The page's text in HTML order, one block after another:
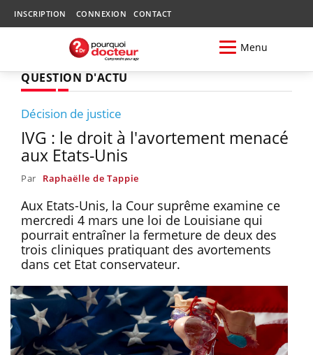
INSCRIPTION CONNEXION CONTACT
Menu
QUESTION D'ACTU
Décision de justice
IVG : le droit à l'avortement menacé
aux Etats-Unis
Par Raphaëlle de Tappie
Aux Etats-Unis, la Cour suprême examine ce
mercredi 4 mars une loi de Louisiane qui
pourrait entraîner la fermeture de deux des
trois cliniques pratiquant des avortements
dans cet Etat conservateur.